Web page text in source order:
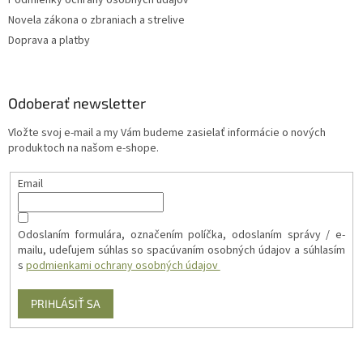
Novela zákona o zbraniach a strelive
Doprava a platby
Odoberať newsletter
Vložte svoj e-mail a my Vám budeme zasielať informácie o nových
produktoch na našom e-shope.
Email
Odoslaním formulára, označením políčka, odoslaním správy / e-
mailu, udeľujem súhlas so spacúvaním osobných údajov a súhlasím
s podmienkami ochrany osobných údajov
PRIHLÁSIŤ SA